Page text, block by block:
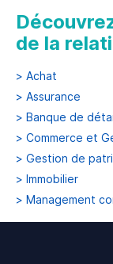
de la
> Achat
> Assurance
> Banque de
> Commerce et
> Gestion de
> Immobilier
> Management